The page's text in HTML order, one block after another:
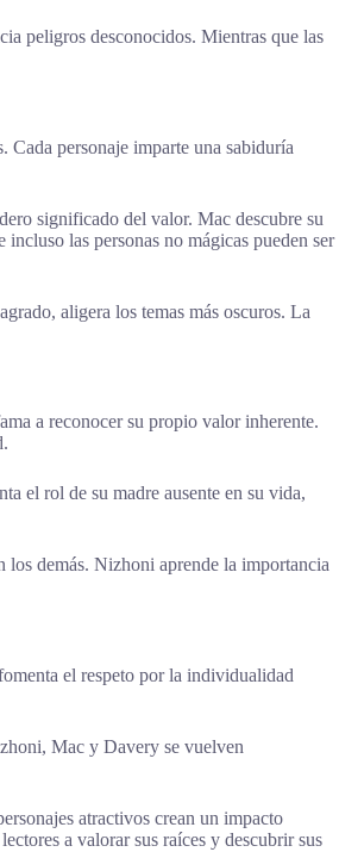
peligros desconocidos. Mientras que las
personaje imparte una sabiduría
significado del valor. Mac descubre su
las personas no mágicas pueden ser
aligera los temas más oscuros. La
a reconocer su propio valor inherente.
el rol de su madre ausente en su vida,
los demás. Nizhoni aprende la importancia
el respeto por la individualidad
Mac y Davery se vuelven
atractivos crean un impacto
a valorar sus raíces y descubrir sus